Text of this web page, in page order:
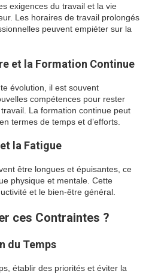
exigences du travail et la vie
Les horaires de travail prolongés
peuvent empiéter sur la
et la Formation Continue
évolution, il est souvent
compétences pour rester
La formation continue peut
termes de temps et d’efforts.
la Fatigue
être longues et épuisantes, ce
physique et mentale. Cette
et le bien-être général.
ces Contraintes ?
du Temps
établir des priorités et éviter la